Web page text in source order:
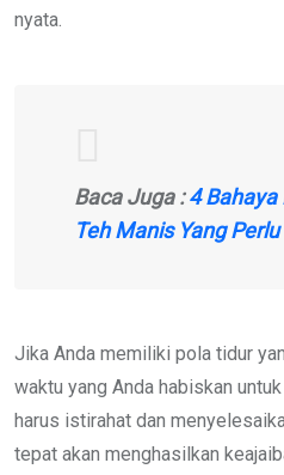
nyata.
Baca Juga :4
Teh Manis Yang
Jika Anda memiliki pola tidur
waktu yang Anda habiskan
harus istirahat dan
tepat akan menghasilkan